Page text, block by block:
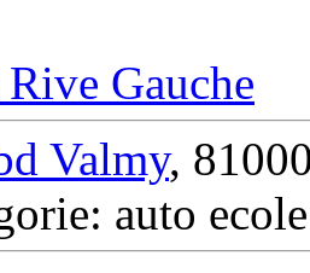
Gauche
Valmy,
auto